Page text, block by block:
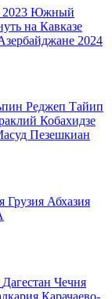
Южный
на Кавказе
2024
Реджеп Тайип
Кобахидзе
Пезешкиан
Грузия Абхазия
Дагестан Чечня
Карачаево-